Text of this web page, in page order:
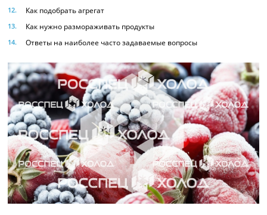
Как подобрать агрегат
Как нужно размораживать продукты
Ответы на наиболее часто задаваемые вопросы